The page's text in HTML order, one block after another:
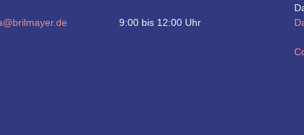
9:00 bis 12:00 Uhr